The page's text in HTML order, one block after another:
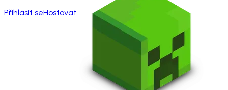
Přihlásit seHostovat